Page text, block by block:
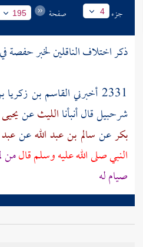
جزء 4 صفحة 195
ذكر اختلاف الناقلين لخبرحفصة
2331 أخبرني
القاسم بن زكريا
شرحبيلقال أنبأناالليثعن
بكرعنسالم بن عبد اللهعن
النبي صلى الله عليه وسلم قالمن
صيام له